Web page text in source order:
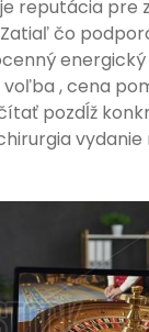
reputácia pre
čo
energický
, cena
pozdĺž
vydanie